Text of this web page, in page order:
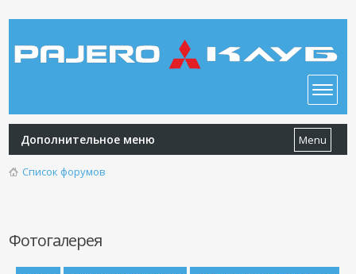
Дополнительное меню Menu
Список форумов
Фотогалерея